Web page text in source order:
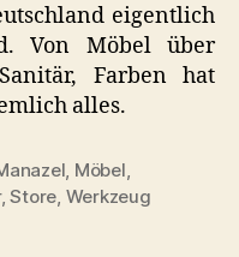
eigentlich
Von Möbel über
Farben hat
alles.
Möbel
,Store Werkzeug